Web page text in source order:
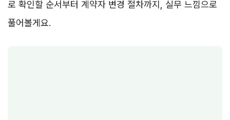
로 확인할 순서부터 계약자 변경 절차까지, 실무 느낌으로
풀어볼게요.